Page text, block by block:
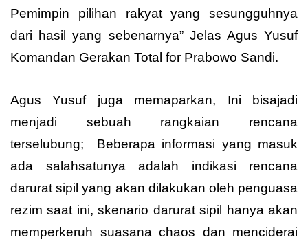
Pemimpin pilihan rakyat yang sesungguhnya
dari hasil yang sebenarnya” Jelas Agus Yusuf
Komandan Gerakan Total for Prabowo Sandi.
Agus Yusuf juga memaparkan, Ini bisajadi
menjadi sebuah rangkaian rencana
terselubung; Beberapa informasi yang masuk
ada salahsatunya adalah indikasi rencana
darurat sipil yang akan dilakukan oleh penguasa
rezim saat ini, skenario darurat sipil hanya akan
memperkeruh suasana chaos dan menciderai